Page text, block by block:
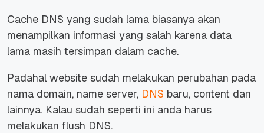
Cache DNS yang sudah lama biasanya akan
menampilkan informasi yang salah karena data
lama masih tersimpan dalam cache.
Padahal website sudah melakukan perubahan pada
nama domain, name server, DNS baru, content dan
lainnya. Kalau sudah seperti ini anda harus
melakukan flush DNS.